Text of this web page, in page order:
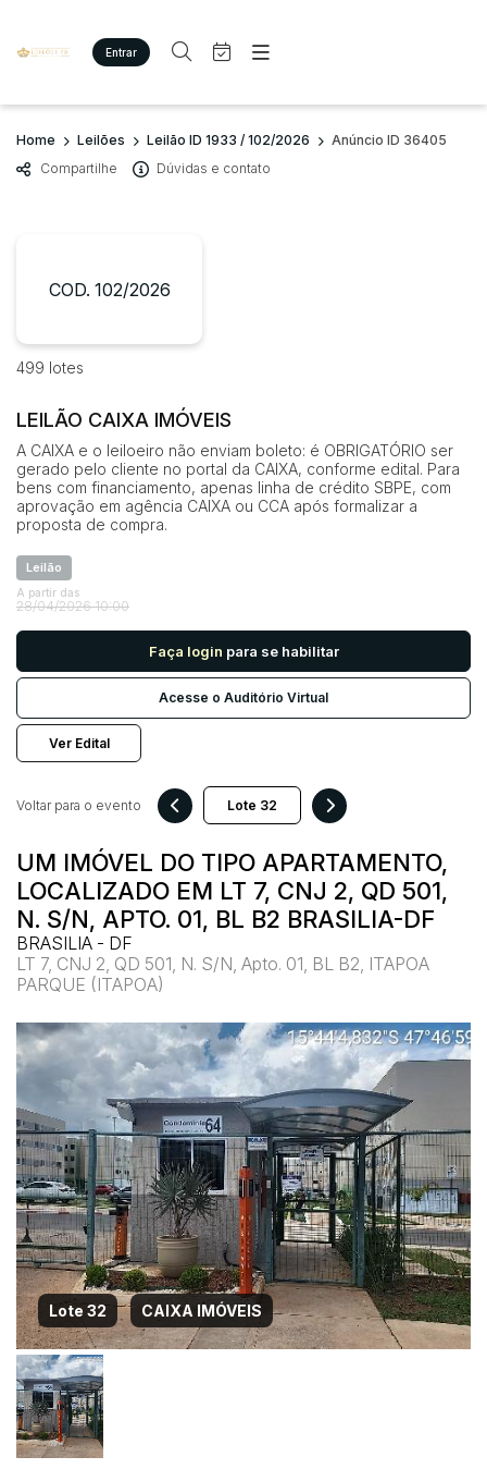
Entrar
Criar conta Entrar
Site
Agenda
Quem Somos
Imóveis
Veículos
Carros
Utilitário
Busca por palavra-chave
Bairro
Judiciais Extrajudiciais
Faixa de valor
R$ até R$
Quem Somos
Home Leilões Leilão ID 1933 / 102/2026
Anúncio ID 36405
Compartilhe
Dúvidas e contato
COD. 102/2026
499 lotes
LEILÃO CAIXA IMÓVEIS
A CAIXA e o leiloeiro não enviam boleto: é OBRIGATÓRIO ser
gerado pelo cliente no portal da CAIXA, conforme edital. Para
bens com financiamento, apenas linha de crédito SBPE, com
aprovação em agência CAIXA ou CCA após formalizar a
proposta de compra.
Leilão
A partir das
28/04/2026 10:00
Faça login para se habilitar
Acesse o Auditório Virtual
Ver Edital
UM IMÓVEL DO TIPO APARTAMENTO,
LOCALIZADO EM LT 7, CNJ 2, QD 501,
N. S/N, APTO. 01, BL B2 BRASILIA-DF
BRASILIA - DF
LT 7, CNJ 2, QD 501, N. S/N, Apto. 01, BL B2, ITAPOA
PARQUE (ITAPOA)
Voltar para o evento
Lote 32 CAIXA IMÓVEIS